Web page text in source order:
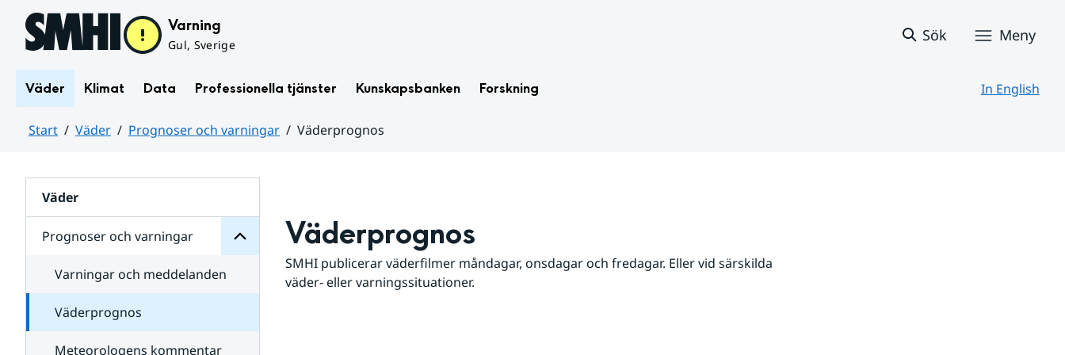
Hoppa till sidans innehåll Varning
Gul, Sverige
Sök Meny
Väder Klimat Data Professionella tjänster Kunskapsbanken Forskning In English
Start Väder Prognoser och varningar
Väderprognos
Väder
Prognoser och varningar
för
varningar
Varningar och meddelanden
Väderprognos
Meteorologens kommentar
Väderprognos
SMHI publicerar väderfilmer måndagar, onsdagar och fredagar. Eller vid särskilda
väder- eller varningssituationer.